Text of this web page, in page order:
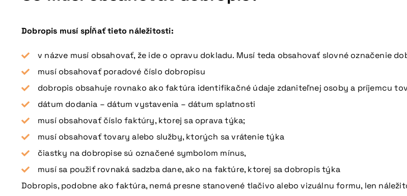
Dobropis musí spĺňať tieto náležitosti:
v názve musí obsahovať, že ide o opravu dokladu. Musí teda obsahovať slovné označenie
musí obsahovať poradové číslo dobropisu
dobropis obsahuje rovnako ako faktúra identifikačné údaje zdaniteľnej osoby a príjemcu
dátum dodania – dátum vystavenia – dátum splatnosti
musí obsahovať číslo faktúry, ktorej sa oprava týka;
musí obsahovať tovary alebo služby, ktorých sa vrátenie týka
čiastky na dobropise sú označené symbolom mínus,
musí sa použiť rovnaká sadzba dane, ako na faktúre, ktorej sa dobropis týka
Dobropis, podobne ako faktúra, nemá presne stanovené tlačivo alebo vizuálnu formu, len